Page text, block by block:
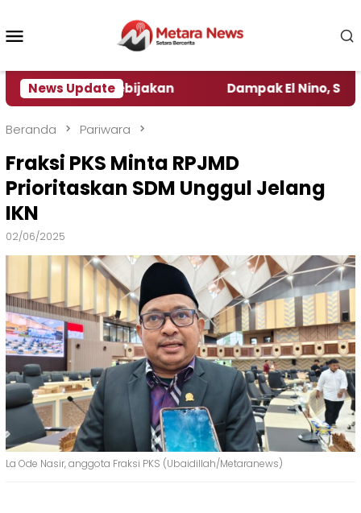
konten
News Update
Kebijakan Dampak El Nino,
Beranda Pariwara
Fraksi PKS Minta RPJMD
Prioritaskan SDM Unggul Jelang
IKN
02/06/2025
La Ode Nasir, anggota Fraksi PKS (Ubaidillah/Metaranews)